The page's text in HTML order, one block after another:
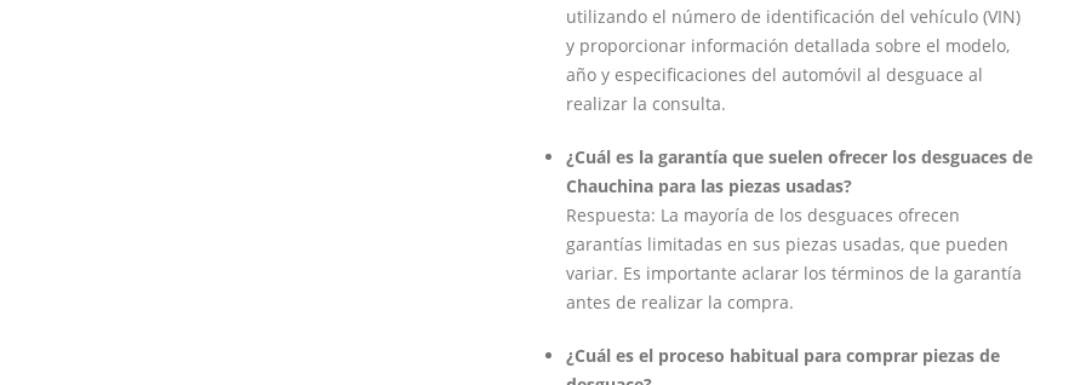
utilizando el número de identificación del vehículo (VIN)
y proporcionar información detallada sobre el modelo,
año y especificaciones del automóvil al desguace al
realizar la consulta.
¿Cuál es la garantía que suelen ofrecer los desguaces de
Chauchina para las piezas usadas?
Respuesta: La mayoría de los desguaces ofrecen
garantías limitadas en sus piezas usadas, que pueden
variar. Es importante aclarar los términos de la garantía
antes de realizar la compra.
¿Cuál es el proceso habitual para comprar piezas de